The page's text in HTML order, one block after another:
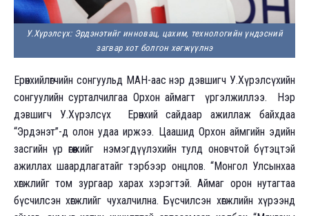
У.Хүрэлсүх: Эрдэнэтийг инновац, цахим, технологийн үндэсний
загвар хот болгон хөгжүүлнэ
Ерөнхийлөгчийн сонгуульд МАН-аас нэр дэвшигч У.Хүрэлсүхийн
сонгуулийн сурталчилгаа Орхон аймагт үргэлжиллээ. Нэр
дэвшигч У.Хүрэлсүх Ерөнхий сайдаар ажиллаж байхдаа
“Эрдэнэт”-д олон удаа иржээ. Цаашид Орхон аймгийн эдийн
засгийн үр өгөөжийг нэмэгдүүлэхийн тулд оновчтой бүтэцтэй
ажиллах шаардлагатайг тэрбээр онцлов. “Монгол Улсынхаа
хөгжлийг том зургаар харах хэрэгтэй. Аймаг орон нутагтаа
бүсчилсэн хөгжлийг чухалчилна. Бүсчилсэн хөгжлийн хүрээнд